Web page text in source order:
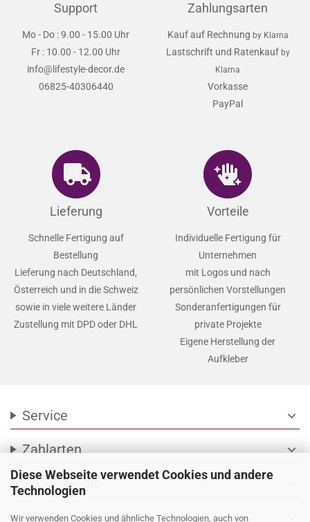
Diese Webseite verwendet Cookies und andere
Technologien
Wir verwenden Cookies und ähnliche Technologien, auch von
Support
Mo - Do : 9.00 - 15.00 Uhr
Fr : 10.00 - 12.00 Uhr
info@lifestyle-decor.de
06825-40306440
Zahlungsarten
Kauf auf Rechnung by Klarna
Lastschrift und Ratenkauf by
Klarna
Vorkasse
PayPal
Lieferung
Schnelle Fertigung auf
Bestellung
Lieferung nach Deutschland,
Österreich und in die Schweiz
sowie in viele weitere Länder
Zustellung mit DPD oder DHL
Vorteile
Individuelle Fertigung für
Unternehmen
mit Logos und nach
persönlichen Vorstellungen
Sonderanfertigungen für
private Projekte
Eigene Herstellung der
Aufkleber
Service expand_more
Zahlarten expand_more
Social Media
Wir versenden mit